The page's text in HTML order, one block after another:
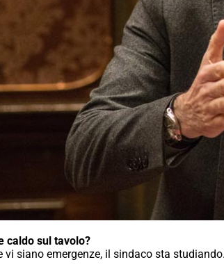
caldo sul tavolo?
vi siano emergenze, il sindaco sta